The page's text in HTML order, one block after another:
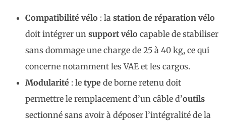
Compatibilité vélo : la station de réparation vélo
doit intégrer un support vélo capable de stabiliser
sans dommage une charge de 25 à 40 kg, ce qui
concerne notamment les VAE et les cargos.
Modularité : le type de borne retenu doit
permettre le remplacement d’un câble d’outils
sectionné sans avoir à déposer l’intégralité de la